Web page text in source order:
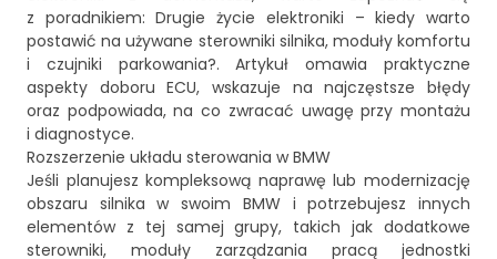
z poradnikiem:Drugie życie elektroniki – kiedy warto
postawić na używane sterowniki silnika, moduły komfortu
i czujniki parkowania?. Artykuł omawia praktyczne
aspekty doboru ECU, wskazuje na najczęstsze błędy
oraz podpowiada, na co zwracać uwagę przy montażu
i diagnostyce.
Rozszerzenie układu sterowania w BMW
Jeśli planujesz kompleksową naprawę lub modernizację
obszaru silnika w swoim BMW i potrzebujesz innych
elementów z tej samej grupy, takich jak dodatkowe
sterowniki, moduły zarządzania pracą jednostki